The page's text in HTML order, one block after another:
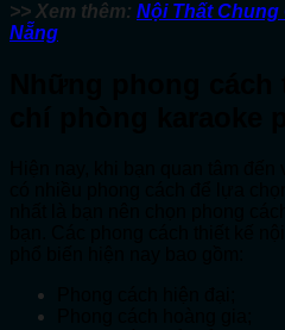
>> Xem thêm: Nội Thất
Nẵng